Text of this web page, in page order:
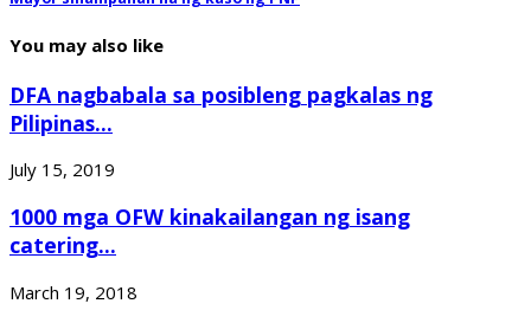
You may also like
DFA nagbabala sa posibleng pagkalas ng
Pilipinas...
July 15, 2019
1000 mga OFW kinakailangan ng isang
catering...
March 19, 2018